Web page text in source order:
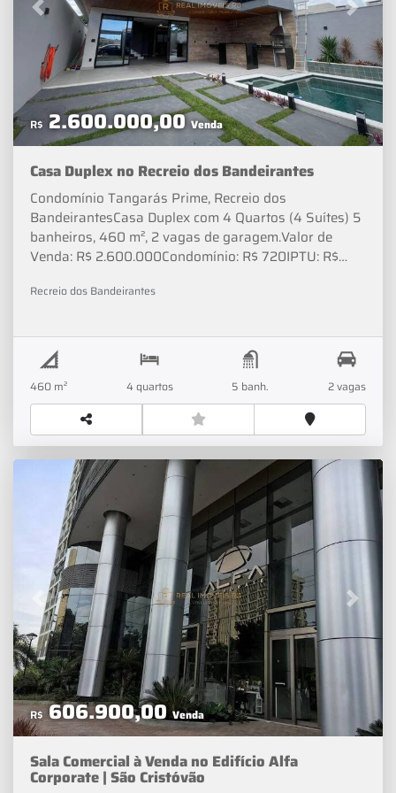
Previous Next
Casa Duplex no Recreio dos Bandeirantes
Condomínio Tangarás Prime, Recreio dos
BandeirantesCasa Duplex com 4 Quartos (4 Suítes) 5
banheiros, 460 m², 2 vagas de garagem.Valor de
Venda: R$ 2.600.000Condomínio: R$ 720IPTU: R$
DOCUMENTAÇÃO OK➤ Aceitamos carro como
48hrs"➥ Próximo de Escolas, Hospitais, Mercados,
Farmácias, Restaurantes, Padarias, Bancos, Postos
de Combustíveis, Transportes e muito mais.Contato (2
1) 3 4 0 0 - 7 0 7 5 | (2 1) 9 6 6 2 5 - 3 1 3 1Siga na
Redes Sociais >>> Real Imóveis RJVeja as melhores
ofertas de imóveis residenciais e comercias em todo
Rio de Janeiro. Além de Dicas de Decoração e Notícias
sobre o Mercado Imobiliário.
R$ 2.600.000,00Venda
Recreio dos Bandeirantes
460 m² 4 quartos 5 banh. 2 vagas
Previous Next
Sala Comercial à Venda no Edifício Alfa
Corporate | São Cristóvão
R$606.900,00Venda